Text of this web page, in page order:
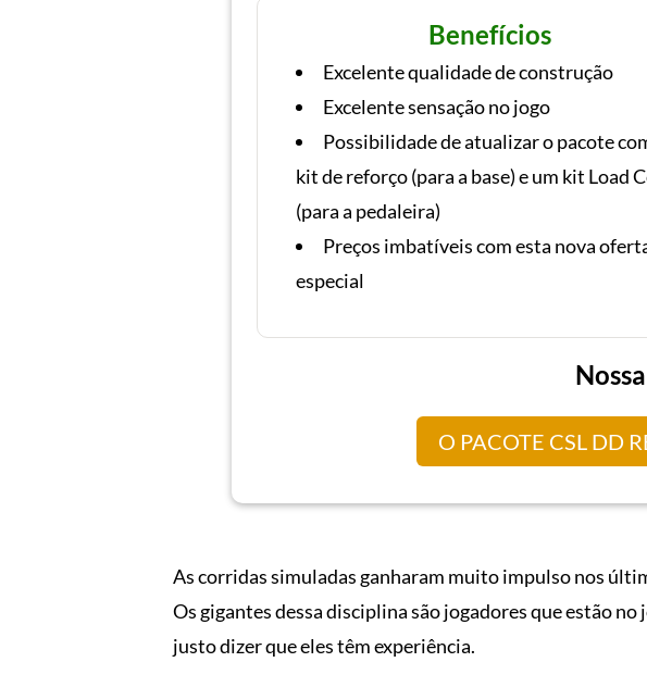
Benefícios
Excelente qualidade de construção
Excelente sensação no jogo
Possibilidade de atualizar o pacote
kit de reforço (para a base) e um kit Load
(para a pedaleira)
Preços imbatíveis com esta nova
especial
O PACOTE CSL DD
As corridas simuladas ganharam muito impulso nos
Os gigantes dessa disciplina são jogadores que estão
justo dizer que eles têm experiência.